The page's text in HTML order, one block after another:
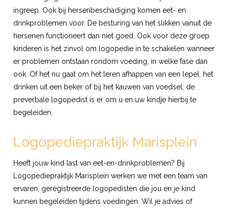
ingreep. Ook bij hersenbeschadiging komen eet- en
drinkproblemen voor. De besturing van het slikken vanuit de
hersenen functioneert dan niet goed. Ook voor deze groep
kinderen is het zinvol om logopedie in te schakelen wanneer
er problemen ontstaan rondom voeding, in welke fase dan
ook. Of het nu gaat om het leren afhappen van een lepel, het
drinken uit een beker of bij het kauwen van voedsel; de
preverbale logopedist is er om u en uw kindje hierbij te
begeleiden.
Logopediepraktijk Marisplein
Heeft jouw kind last van eet-en-drinkproblemen? Bij
Logopediepraktijk Marisplein werken we met een team van
ervaren, geregistreerde logopedisten die jou en je kind
kunnen begeleiden tijdens voedingen. Wil je advies of